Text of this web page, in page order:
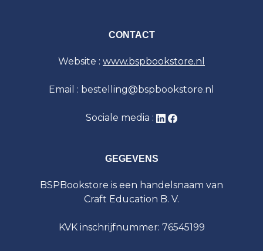
CONTACT
Website : www.bspbookstore.nl
Email : bestelling@bspbookstore.nl
Sociale media :
GEGEVENS
BSPBookstore is een handelsnaam van
Craft Education B. V.
KVK inschrijfnummer: 76545199